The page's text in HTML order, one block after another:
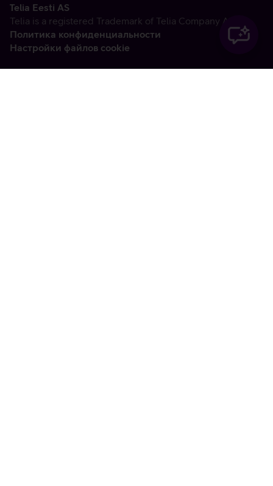
Telia Eesti AS
Telia is a registered Trademark of Telia Company AB
Политика конфиденциальности
Настройки файлов cookie